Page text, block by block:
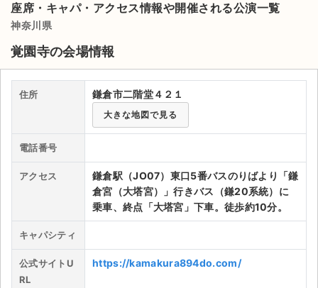
チケットのリクエスト一覧
取扱チケット
ライブ・コンサート（国内）
ライブ・コンサート（海外）
イベント
演劇・ミュージカル
ご利用ガイド
座席・キャパ・アクセス情報や開催される公演一覧
神奈川県
覚園寺の会場情報
住所 鎌倉市二階堂４２１
大きな地図で見る
電話番号
アクセス
鎌倉駅（JO07）東口5番バスのりばより「鎌
倉宮（大塔宮）」行きバス（鎌20系統）に
乗車、終点「大塔宮」下車。徒歩約10分。
キャパシティ
公式サイトU
RL
https://kamakura894do.com/